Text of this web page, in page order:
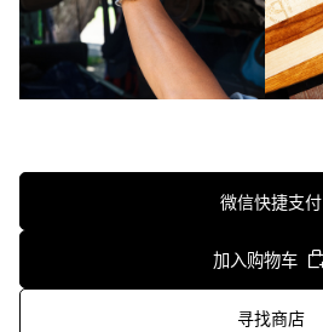
微信快捷支付
加入购物车
寻找商店